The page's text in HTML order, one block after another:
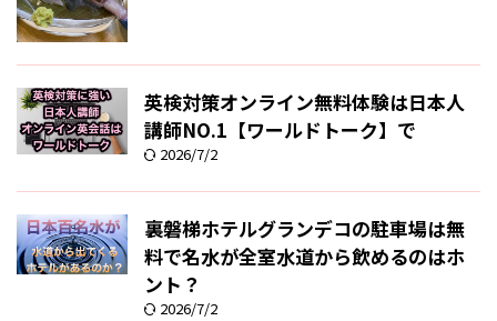
英検対策オンライン無料体験は日本人
講師NO.1【ワールドトーク】で
2026/7/2
裏磐梯ホテルグランデコの駐車場は無
料で名水が全室水道から飲めるのはホ
ント？
2026/7/2